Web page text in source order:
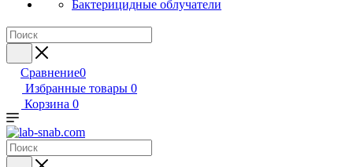
Бактерицидные облучатели
Сравнение0
Избранные товары 0
Корзина 0